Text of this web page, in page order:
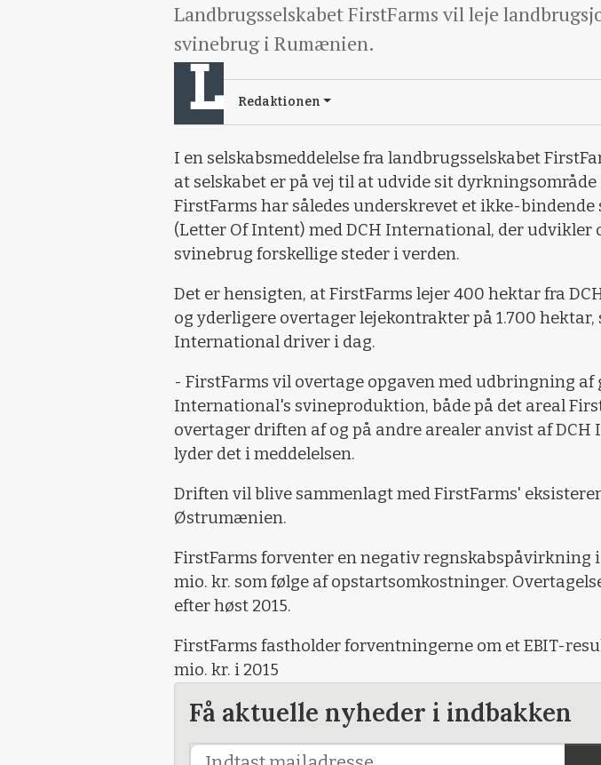
Landbrugsselskabet FirstFarms vil leje
svinebrug i Rumænien.
Redaktionen
I en selskabsmeddelelse fra landbrugsselskabet
at selskabet er på vej til at udvide sit
FirstFarms har således underskrevet et ikke-bindende
(Letter Of Intent) med DCH International, der udvikler
svinebrug forskellige steder i verden.
Det er hensigten, at FirstFarms lejer 400 hektar fra
og yderligere overtager lejekontrakter på 1.700 hektar,
International driver i dag.
- FirstFarms vil overtage opgaven med udbringning af
International's svineproduktion, både på det areal
overtager driften af og på andre arealer anvist af
lyder det i meddelelsen.
Driften vil blive sammenlagt med FirstFarms'
Østrumænien.
FirstFarms forventer en negativ regnskabspåvirkning i
mio. kr. som følge af opstartsomkostninger.
efter høst 2015.
FirstFarms fastholder forventningerne om et EBIT-
mio. kr. i 2015
Få aktuelle nyheder i indbakken